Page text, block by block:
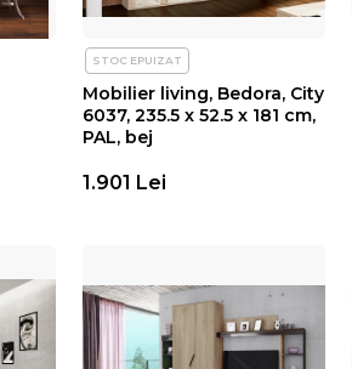
STOC EPUIZAT
Mobilier living, Bedora, City
6037, 235.5 x 52.5 x 181 cm,
PAL, bej
1.901 Lei